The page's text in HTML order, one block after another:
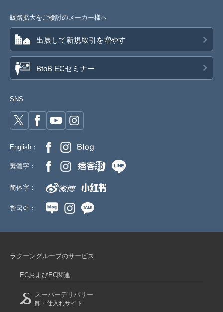
販路拡大をご検討のメーカー様へ
出展して新規取引を増やす
BtoB ECセミナー
SNS
English：
繁體字：
简体字：
한국어：
ラクーングループのサービス
ECおよびEC関連
スーパーデリバリー
卸・仕入れサイト